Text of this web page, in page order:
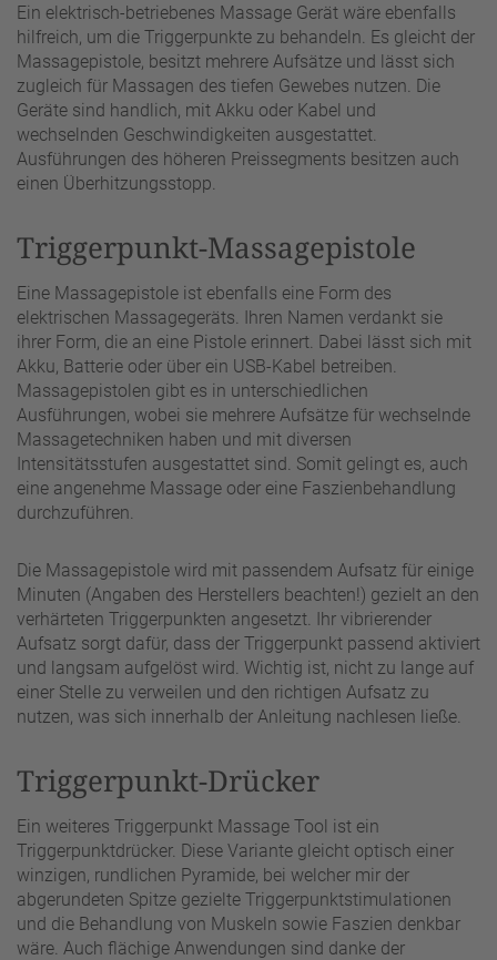
Ein elektrisch-betriebenes Massage Gerät wäre ebenfalls
hilfreich, um die Triggerpunkte zu behandeln. Es gleicht der
Massagepistole, besitzt mehrere Aufsätze und lässt sich
zugleich für Massagen des tiefen Gewebes nutzen. Die
Geräte sind handlich, mit Akku oder Kabel und
wechselnden Geschwindigkeiten ausgestattet.
Ausführungen des höheren Preissegments besitzen auch
einen Überhitzungsstopp.
Triggerpunkt-Massagepistole
Eine Massagepistole ist ebenfalls eine Form des
elektrischen Massagegeräts. Ihren Namen verdankt sie
ihrer Form, die an eine Pistole erinnert. Dabei lässt sich mit
Akku, Batterie oder über ein USB-Kabel betreiben.
Massagepistolen gibt es in unterschiedlichen
Ausführungen, wobei sie mehrere Aufsätze für wechselnde
Massagetechniken haben und mit diversen
Intensitätsstufen ausgestattet sind. Somit gelingt es, auch
eine angenehme Massage oder eine Faszienbehandlung
durchzuführen.
Die Massagepistole wird mit passendem Aufsatz für einige
Minuten (Angaben des Herstellers beachten!) gezielt an den
verhärteten Triggerpunkten angesetzt. Ihr vibrierender
Aufsatz sorgt dafür, dass der Triggerpunkt passend aktiviert
und langsam aufgelöst wird. Wichtig ist, nicht zu lange auf
einer Stelle zu verweilen und den richtigen Aufsatz zu
nutzen, was sich innerhalb der Anleitung nachlesen ließe.
Triggerpunkt-Drücker
Ein weiteres Triggerpunkt Massage Tool ist ein
Triggerpunktdrücker. Diese Variante gleicht optisch einer
winzigen, rundlichen Pyramide, bei welcher mir der
abgerundeten Spitze gezielte Triggerpunktstimulationen
und die Behandlung von Muskeln sowie Faszien denkbar
wäre. Auch flächige Anwendungen sind danke der